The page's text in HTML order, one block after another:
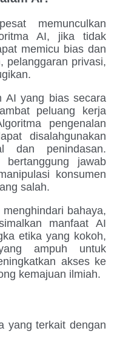
memunculkan
AI, jika tidak
memicu bias dan
pelanggaran privasi,
AI yang bias secara
peluang kerja
pengenalan
disalahgunakan
dan penindasan.
jawab
konsumen
salah.
bahaya,
manfaat AI
etika yang kokoh,
ampuh untuk
akses ke
kemajuan ilmiah.
yang terkait dengan